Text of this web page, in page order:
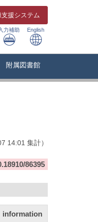
支援システム
入力補助 English
附属図書館
14:01 集計）
86395
information